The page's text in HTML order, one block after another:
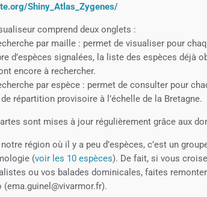
Shiny_Atlas_Zygenes/
comprend deux onglets :
par maille : permet de visualiser pour
d’espèces signalées, la liste des espèces déjà
encore à rechercher.
par espèce : permet de consulter pour
répartition provisoire à l’échelle de la Bretagne.
sont mises à jour régulièrement grâce aux
région où il y a peu d’espèces, c’est un
(voir les 10 espèces). De fait, si vous
ou vos balades dominicales, faites
(ema.guinel@vivarmor.fr).